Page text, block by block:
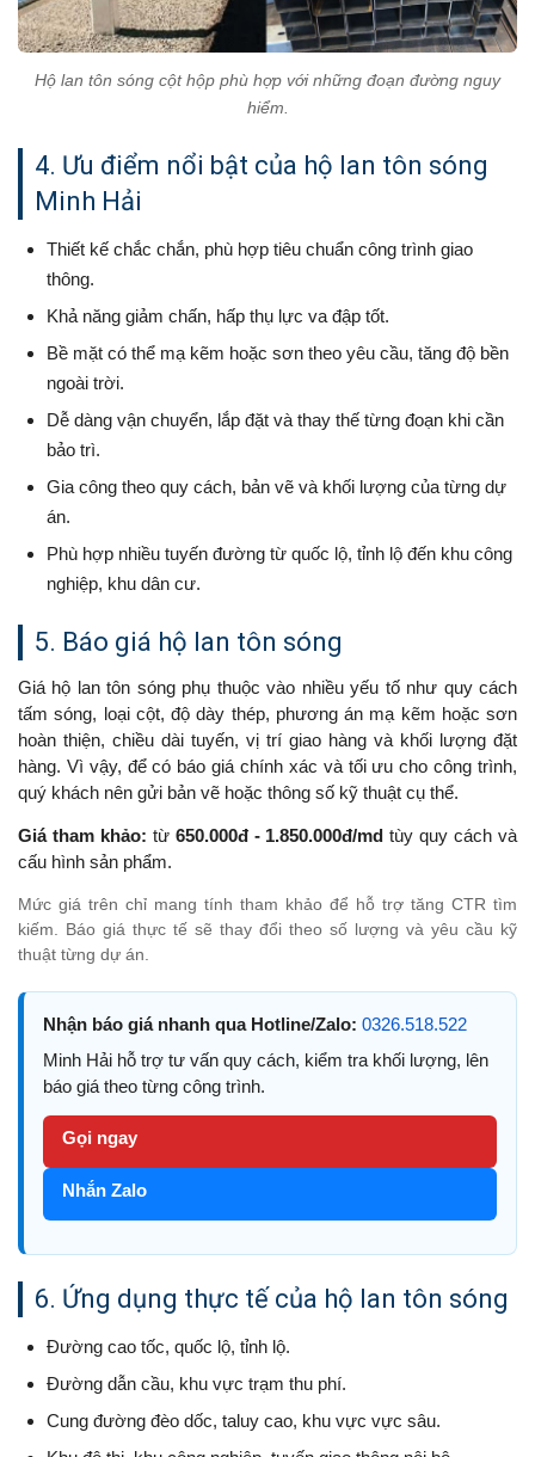
Hộ lan tôn sóng cột hộp phù hợp với những đoạn đường nguy
hiểm.
4. Ưu điểm nổi bật của hộ lan tôn sóng
Minh Hải
Thiết kế chắc chắn, phù hợp tiêu chuẩn công trình giao
thông.
Khả năng giảm chấn, hấp thụ lực va đập tốt.
Bề mặt có thể mạ kẽm hoặc sơn theo yêu cầu, tăng độ bền
ngoài trời.
Dễ dàng vận chuyển, lắp đặt và thay thế từng đoạn khi cần
bảo trì.
Gia công theo quy cách, bản vẽ và khối lượng của từng dự
án.
Phù hợp nhiều tuyến đường từ quốc lộ, tỉnh lộ đến khu công
nghiệp, khu dân cư.
5. Báo giá hộ lan tôn sóng
Giá hộ lan tôn sóng phụ thuộc vào nhiều yếu tố như quy cách
tấm sóng, loại cột, độ dày thép, phương án mạ kẽm hoặc sơn
hoàn thiện, chiều dài tuyến, vị trí giao hàng và khối lượng đặt
hàng. Vì vậy, để có báo giá chính xác và tối ưu cho công trình,
quý khách nên gửi bản vẽ hoặc thông số kỹ thuật cụ thể.
Giá tham khảo: từ 650.000đ - 1.850.000đ/md tùy quy cách và
cấu hình sản phẩm.
Mức giá trên chỉ mang tính tham khảo để hỗ trợ tăng CTR tìm
kiếm. Báo giá thực tế sẽ thay đổi theo số lượng và yêu cầu kỹ
thuật từng dự án.
Nhận báo giá nhanh qua Hotline/Zalo: 0326.518.522
Minh Hải hỗ trợ tư vấn quy cách, kiểm tra khối lượng, lên
báo giá theo từng công trình.
Gọi ngay
Nhắn Zalo
6. Ứng dụng thực tế của hộ lan tôn sóng
Đường cao tốc, quốc lộ, tỉnh lộ.
Đường dẫn cầu, khu vực trạm thu phí.
Cung đường đèo dốc, taluy cao, khu vực vực sâu.